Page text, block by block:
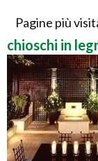
Pagine più
chioschi in